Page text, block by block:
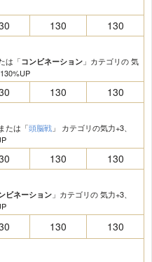
130 130
は「コンビネーション 」カテゴリの 気
130 130
たは「頭脳戦 」 カテゴリの気力+3、
130 130
ビネーション 」カテゴリの 気力+3、
130 130